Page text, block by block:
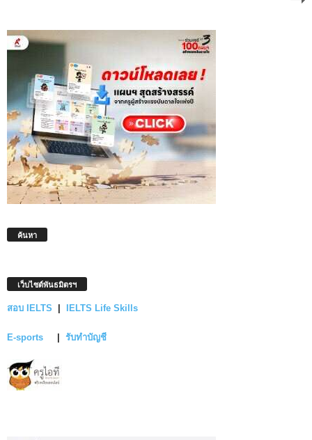
ค้นหา
เว็บไซต์พันธมิตรฯ
สอบ IELTS IELTS Life Skills
E-sports รับทำบัญชี